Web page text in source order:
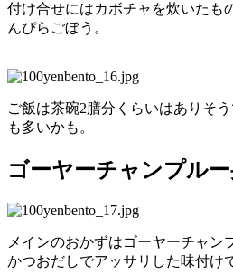
付け合せにはカボチャを炊いたも
んぴらごぼう。
ご飯は茶碗2膳分くらいはありそ
も多いかも。
ゴーヤーチャンプルー
メインのおかずはゴーヤーチャン
かつおだしでアッサリした味付け